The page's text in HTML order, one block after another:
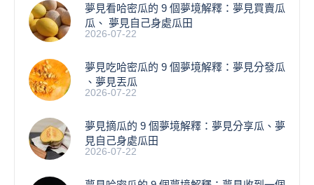
夢見看哈密瓜的 9 個夢境解釋：夢見買賣瓜
瓜、 夢見自己身處瓜田
2026-07-22
夢見吃哈密瓜的 9 個夢境解釋：夢見分發瓜
、夢見丟瓜
2026-07-22
夢見摘瓜的 9 個夢境解釋：夢見分享瓜、夢
見自己身處瓜田
2026-07-22